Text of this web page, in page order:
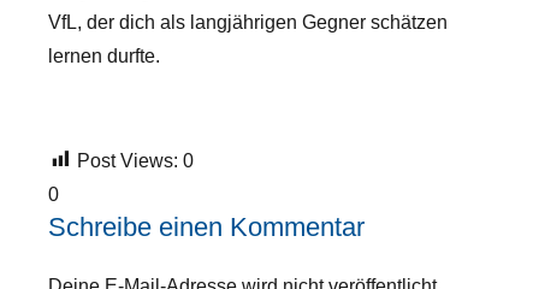
VfL, der dich als langjährigen Gegner schätzen
lernen durfte.
Post Views: 0
0
Schreibe einen Kommentar